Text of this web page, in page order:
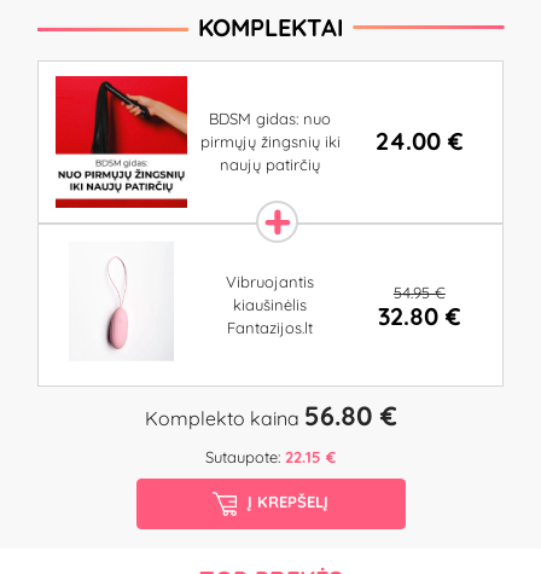
KOMPLEKTAI
BDSM gidas: nuo
pirmųjų žingsnių iki
naujų patirčių
24.00 €
Vibruojantis
kiaušinėlis
Fantazijos.lt
54.95 €
32.80 €
Komplekto kaina 56.80 €
Sutaupote: 22.15 €
Į KREPŠELĮ